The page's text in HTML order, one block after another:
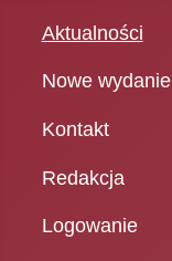
Aktualności
Nowe wydanie
Kontakt
Redakcja
Logowanie